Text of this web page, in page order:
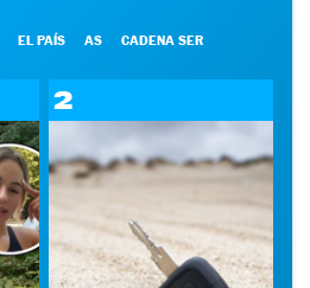
EL PAÍS AS CADENA SER
2